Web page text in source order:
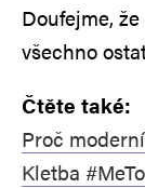
Doufejme,
všechno
Čtěte také:
Proč
Kletba